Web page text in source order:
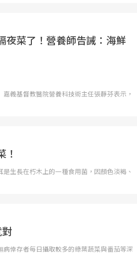
菜了！營養師告誡：海鮮
義基督教醫院營養科技術主任張靜芬表示，
是生長在朽木上的一種食用菌，因顏色淡褐、
病倖存者每日攝取較多的綠葉蔬菜與番茄等深
是民眾了解自身健康狀況、啟動健
的重要起點。